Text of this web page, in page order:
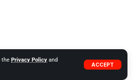
the Privacy Policy and
ACCEPT